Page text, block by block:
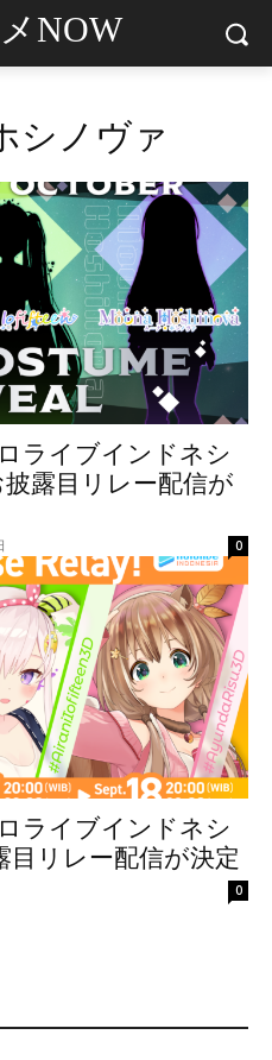
NOW
シノヴァ
ライブインドネシ
露目リレー配信が
0
ライブインドネシ
目リレー配信が決定
0